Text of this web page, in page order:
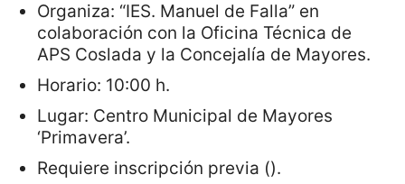
Organiza: “IES. Manuel de Falla” en
colaboración con la Oficina Técnica de
APS Coslada y la Concejalía de Mayores.
Horario: 10:00 h.
Lugar: Centro Municipal de Mayores
‘Primavera’.
Requiere inscripción previa ().